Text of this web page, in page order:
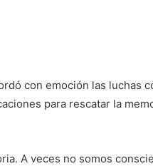
con emoción las luchas
para rescatar la
A veces no somos